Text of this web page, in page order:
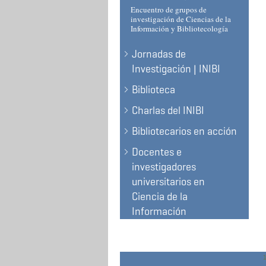
Encuentro de grupos de
investigación de Ciencias de la
Información y Bibliotecología
Jornadas de
Investigación | INIBI
Biblioteca
Charlas del INIBI
Bibliotecarios en acción
Docentes e
investigadores
universitarios en
Ciencia de la
Información